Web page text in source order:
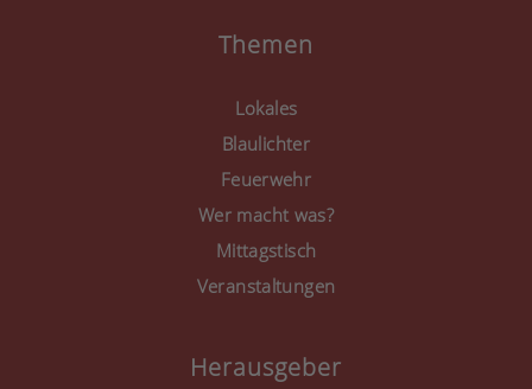
Akzeptieren
Consent Management
Themen
Lokales
Blaulichter
Feuerwehr
Wer macht was?
Mittagstisch
Veranstaltungen
Herausgeber